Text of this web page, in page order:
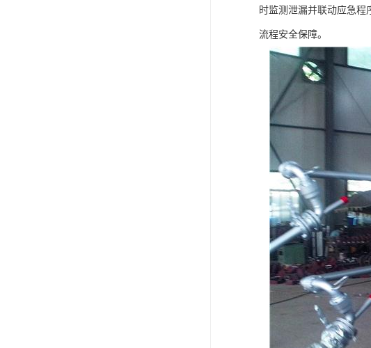
时监测泄漏并联动应急
流程安全保障。